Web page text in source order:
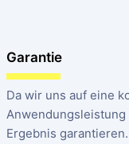
Garantie
Da wir uns auf eine
Ergebnis